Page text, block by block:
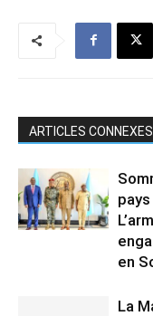
ARTICLES CONNEXES
en
La